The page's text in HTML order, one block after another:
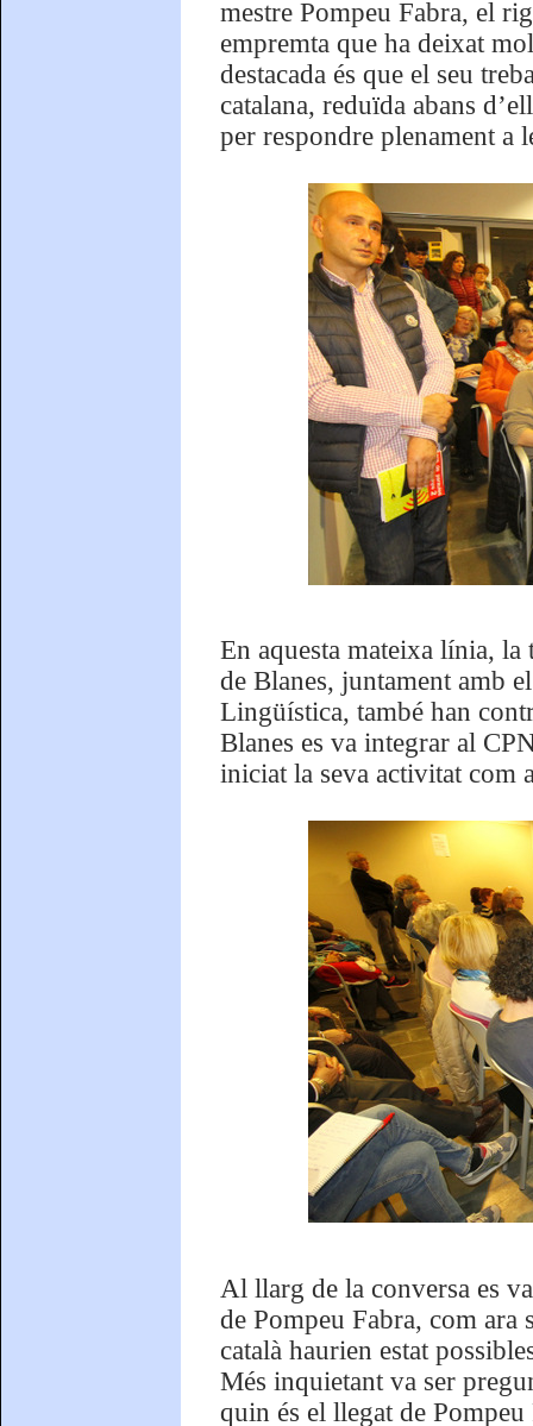
mestre Pompeu Fabra, el
empremta que ha deixat
destacada és que el seu
catalana, reduïda abans
per respondre plenament a
En aquesta mateixa línia, la
de Blanes, juntament amb
Lingüística, també han
Blanes es va integrar al
iniciat la seva activitat com
Al llarg de la conversa es
de Pompeu Fabra, com
català haurien estat
Més inquietant va ser
quin és el llegat de Pompeu